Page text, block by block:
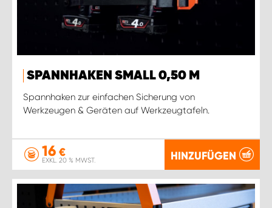
SPANNHAKEN SMALL 0,50 M
Spannhaken zur einfachen Sicherung von
Werkzeugen & Geräten auf Werkzeugtafeln.
16 €
EXKL. 20 % MWST. HINZUFÜGEN